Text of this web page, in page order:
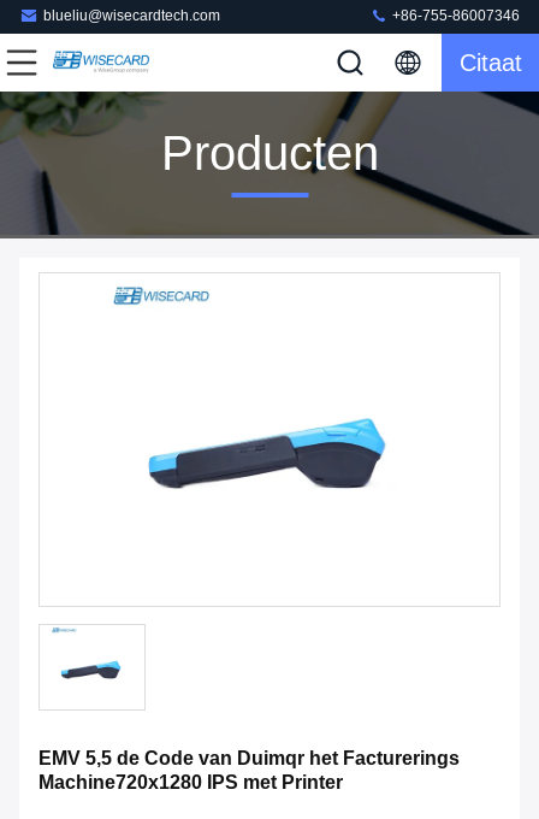
blueliu@wisecardtech.com +86-755-86007346
Citaat
Producten
EMV 5,5 de Code van Duimqr het Facturerings
Machine720x1280 IPS met Printer